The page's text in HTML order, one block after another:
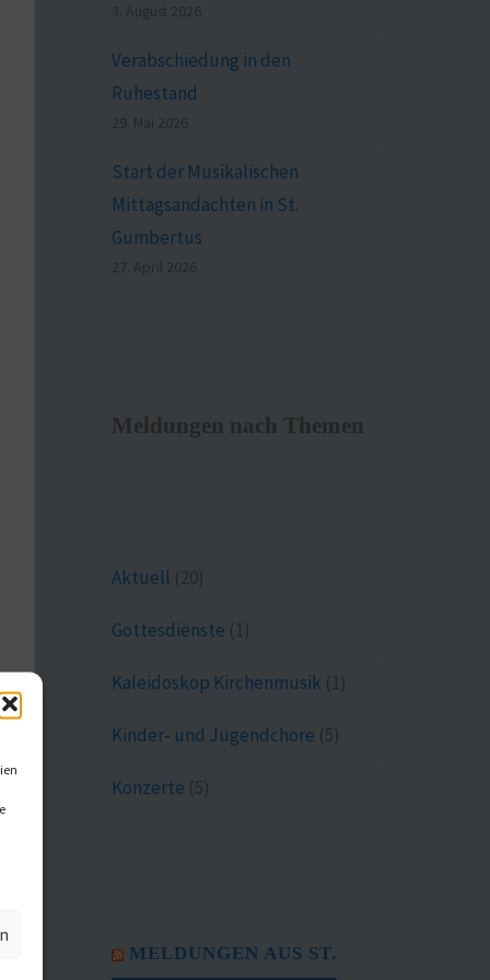
3. August 2026
Verabschiedung in den
Ruhestand
29. Mai 2026
Start der Musikalischen
Mittagsandachten in St.
Gumbertus
27. April 2026
Meldungen nach Themen
Aktuell (20)
Gottesdienste (1)
Kaleidoskop Kirchenmusik (1)
Kinder- und Jugendchöre (5)
Konzerte (5)
MELDUNGEN AUS ST.